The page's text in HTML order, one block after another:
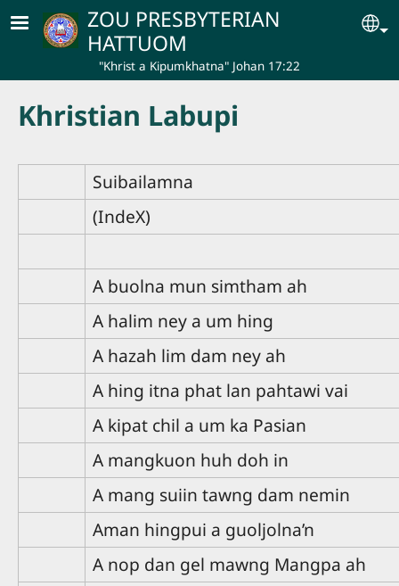
Skip to main contentZOU PRESBYTERIAN
HATTUOM
"Khrist a Kipumkhatna" Johan 17:22
Khristian Labupi
Suibailamna
(IndeX)
A buolna mun simtham ah
A halim ney a um hing
A hazah lim dam ney ah
A hing itna phat lan pahtawi vai
A kipat chil a um ka Pasian
A mangkuon huh doh in
A mang suiin tawng dam nemin
Aman hingpui a guoljolna’n
A nop dan gel mawng Mangpa ah